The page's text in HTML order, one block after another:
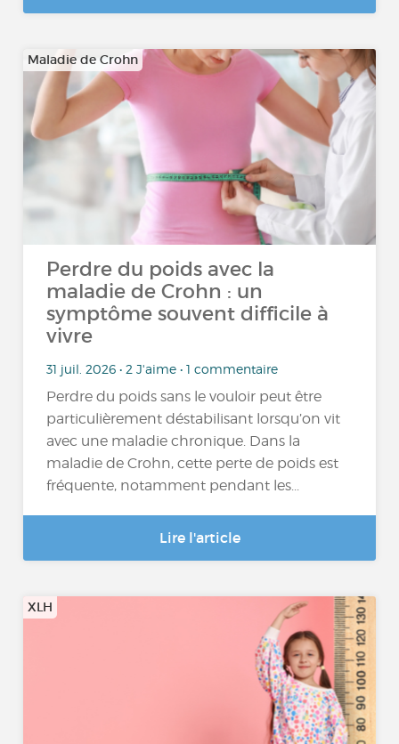
Maladie de Crohn
Perdre du poids avec la
maladie de Crohn : un
symptôme souvent difficile à
vivre
31 juil. 2026 • 2 J'aime • 1 commentaire
Perdre du poids sans le vouloir peut être
particulièrement déstabilisant lorsqu’on vit
avec une maladie chronique. Dans la
maladie de Crohn, cette perte de poids est
fréquente, notamment pendant les...
Lire l'article
XLH